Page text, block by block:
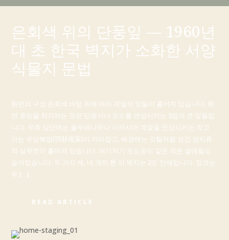
은회색 위의 단풍잎 — 1960년
대 초 한국 벽지가 소화한 서양
식물지 문법
화면의 구성 은회색 바탕 위에 여러 계열의 잎들이 흩어져 있습니다. 화
면 중앙을 차지하는 것은 단풍이나 포도를 연상시키는 5엽의 큰 잎들입
니다. 우측 상단에는 물푸레나무나 아카시아 계열을 연상시키는 작고
가는 우상복엽(羽狀複葉)이 자리잡고, 배경에는 깃털처럼 성긴 양치류
의 실루엣이 흩어져 있습니다. 여기저기 포도송이 같은 작은 열매들도
숨어있습니다. 두 가지 색, 네 개의 톤 이 벽지는 2도 인쇄입니다. 잉크는
두 […]
READ ARTICLE